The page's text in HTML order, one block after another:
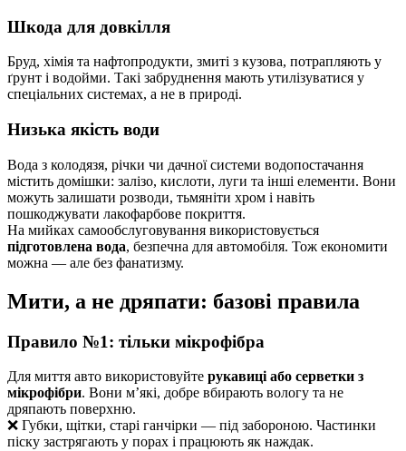
Шкода для довкілля
Бруд, хімія та нафтопродукти, змиті з кузова, потрапляють у
ґрунт і водойми. Такі забруднення мають утилізуватися у
спеціальних системах, а не в природі.
Низька якість води
Вода з колодязя, річки чи дачної системи водопостачання
містить домішки: залізо, кислоти, луги та інші елементи. Вони
можуть залишати розводи, тьмяніти хром і навіть
пошкоджувати лакофарбове покриття.
На мийках самообслуговування використовується
підготовлена вода, безпечна для автомобіля. Тож економити
можна — але без фанатизму.
Мити, а не дряпати: базові правила
Правило №1: тільки мікрофібра
Для миття авто використовуйте рукавиці або серветки з
мікрофібри. Вони м’які, добре вбирають вологу та не
дряпають поверхню.
❌ Губки, щітки, старі ганчірки — під забороною. Частинки
піску застрягають у порах і працюють як наждак.